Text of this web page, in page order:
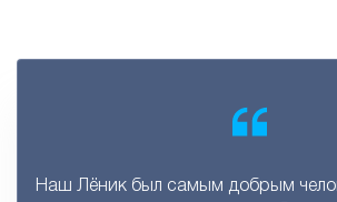
Наш Лёник был самым добрым